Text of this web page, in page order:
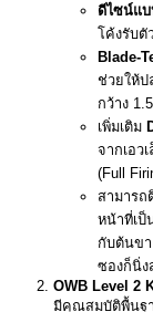
ดีไซน์แบ
โค้งรับตั
Blade-
ช่วยให้ป
กว้าง
เพิ่มเติม
จากเอว
(Full
สามารถ
หน้าที่เป็
กับต้นขา
ซองก็นิ่
OWB Level 2
มีคุณสมบัติพื้นฐา